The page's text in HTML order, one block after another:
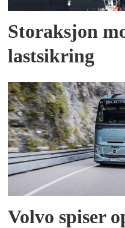
Storaksjon
lastsikring
Volvo spiser